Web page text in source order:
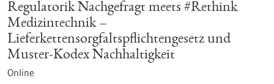
Regulatorik Nachgefragt meets #Rethink
Medizintechnik –
Lieferkettensorgfaltspflichtengesetz und
Muster-Kodex Nachhaltigkeit
Online